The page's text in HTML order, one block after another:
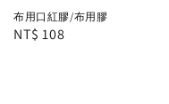
布用口紅膠/布用膠
Regular
NT$ 108